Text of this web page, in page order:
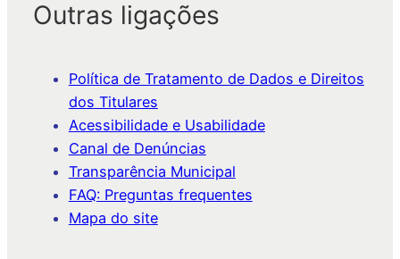
Outras ligações
Política de Tratamento de Dados e Direitos
dos Titulares
Acessibilidade e Usabilidade
Canal de Denúncias
Transparência Municipal
FAQ: Preguntas frequentes
Mapa do site